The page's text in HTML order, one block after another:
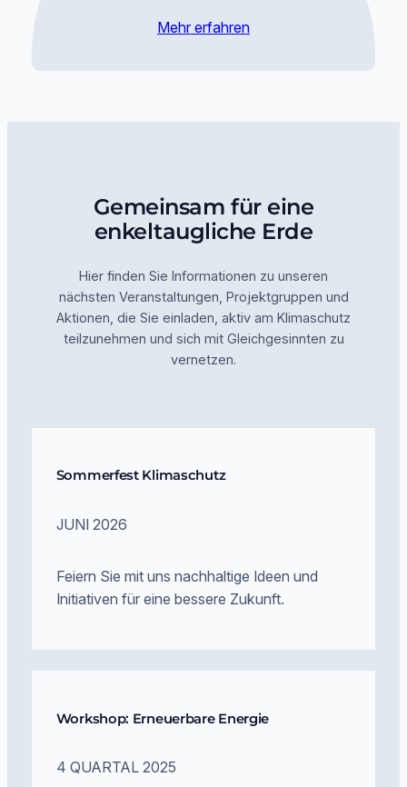
Mehr erfahren
Gemeinsam für eine
enkeltaugliche Erde
Hier finden Sie Informationen zu unseren
nächsten Veranstaltungen, Projektgruppen und
Aktionen, die Sie einladen, aktiv am Klimaschutz
teilzunehmen und sich mit Gleichgesinnten zu
vernetzen.
Sommerfest Klimaschutz
JUNI 2026
Feiern Sie mit uns nachhaltige Ideen und
Initiativen für eine bessere Zukunft.
Workshop: Erneuerbare Energie
4 QUARTAL 2025